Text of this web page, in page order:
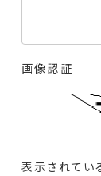
画像認証
表示されてい